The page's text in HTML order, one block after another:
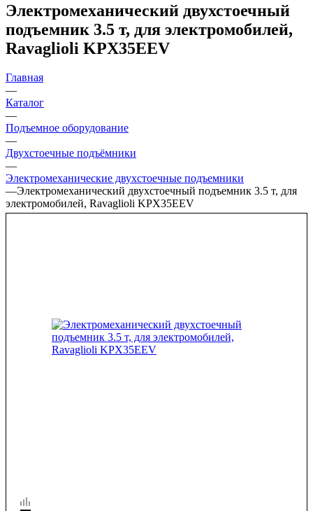
Электромеханический двухстоечный
подъемник 3.5 т, для электромобилей,
Ravaglioli KPX35EEV
Главная
—
Каталог
—
Подъемное оборудование
—
Двухстоечные подъёмники
—
Электромеханические двухстоечные подъемники
—Электромеханический двухстоечный подъемник 3.5 т, для
электромобилей, Ravaglioli KPX35EEV